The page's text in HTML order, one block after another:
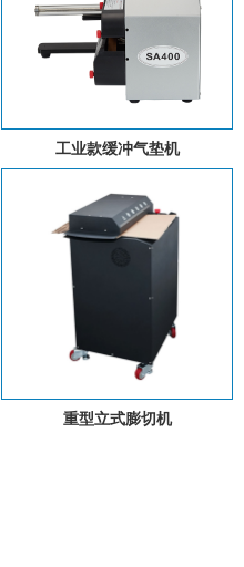
工业款缓冲气垫机
重型立式膨切机